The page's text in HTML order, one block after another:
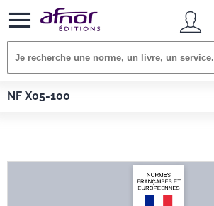
NF X05-100
Afnor EDITIONS